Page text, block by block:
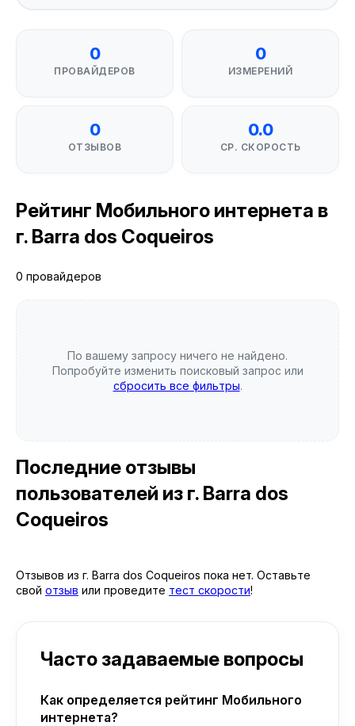
0
ПРОВАЙДЕРОВ
0
ИЗМЕРЕНИЙ
0
ОТЗЫВОВ
0.0
СР. СКОРОСТЬ
Рейтинг Мобильного интернета в
г. Barra dos Coqueiros
0 провайдеров
По вашему запросу ничего не найдено.
Попробуйте изменить поисковый запрос или
сбросить все фильтры.
Последние отзывы
пользователей из г. Barra dos
Coqueiros
Отзывов из г. Barra dos Coqueiros пока нет. Оставьте
свой отзыв или проведите тест скорости!
Часто задаваемые вопросы
Как определяется рейтинг Мобильного
интернета?